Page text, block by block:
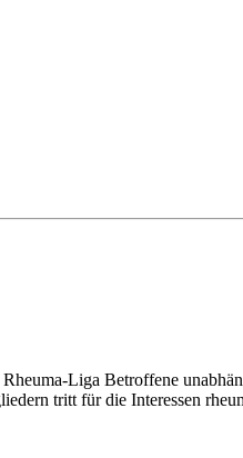
Liga Betroffene
tritt für die Interessen